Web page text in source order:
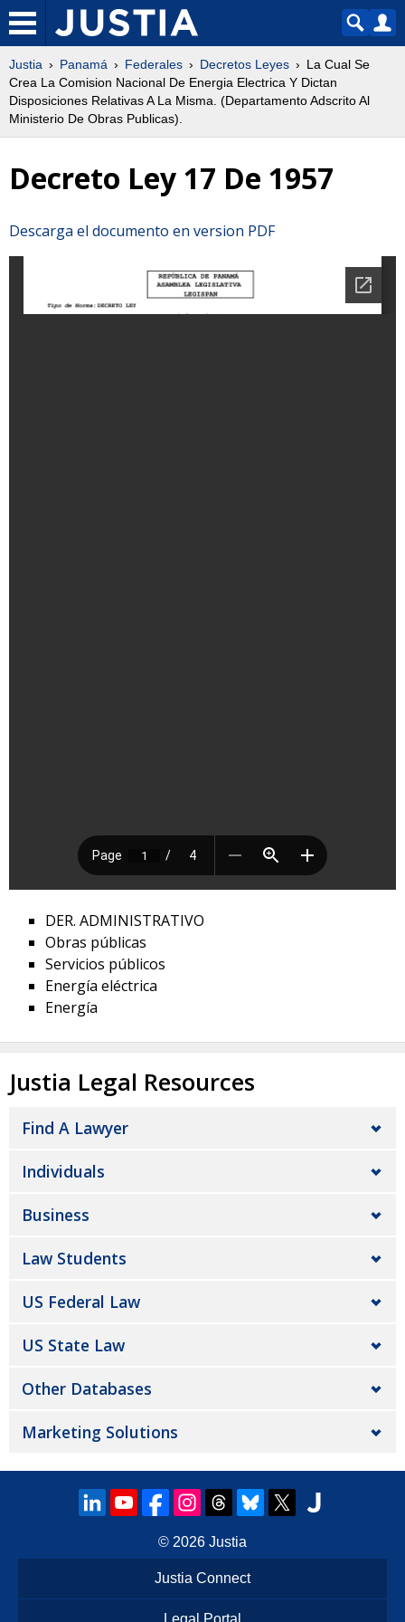
Justia Panamá Federales Decretos Leyes
La Cual Se
Crea La Comision Nacional De Energia Electrica Y Dictan
Disposiciones Relativas A La Misma. (Departamento Adscrito Al
Ministerio De Obras Publicas).
Decreto Ley 17 De 1957
Descarga el documento en version PDF
DER. ADMINISTRATIVO
Obras públicas
Servicios públicos
Energía eléctrica
Energía
Justia Legal Resources
Find A Lawyer
Individuals
Business
Law Students
US Federal Law
US State Law
Other Databases
Marketing Solutions
© 2026 Justia
Justia Connect
Legal Portal